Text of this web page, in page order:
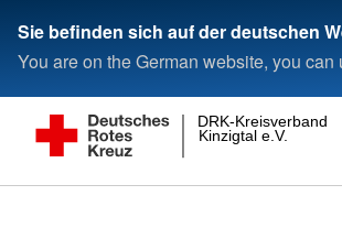
Sie befinden sich auf der deutschen
You are on the German website, you
Kinzigtal e.V.
DRK-Kreisverband